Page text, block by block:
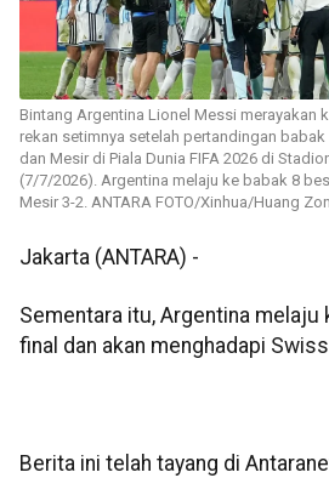
Bintang Argentina Lionel Messi merayakan
rekan setimnya setelah pertandingan
dan Mesir di Piala Dunia FIFA 2026 di
(7/7/2026). Argentina melaju ke babak 8
Mesir 3-2. ANTARA FOTO/Xinhua/Huang
Jakarta (ANTARA) -
Sementara itu, Argentina melaju
final dan akan menghadapi
Berita ini telah tayang di